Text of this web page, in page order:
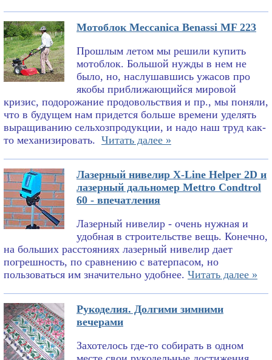
Мотоблок Meccanica Benassi MF 223
Прошлым летом мы решили купить
мотоблок. Большой нужды в нем не
было, но, наслушавшись ужасов про
якобы приближающийся мировой
кризис, подорожание продовольствия и пр., мы поняли,
что в будущем нам придется больше времени уделять
выращиванию сельхозпродукции, и надо наш труд как-
то механизировать. Читать далее »
Лазерный нивелир X-Line Helper 2D и
лазерный дальномер Mettro Condtrol
60 - впечатления
Лазерный нивелир - очень нужная и
удобная в строительстве вещь. Конечно,
на больших расстояниях лазерный нивелир дает
погрешность, по сравнению с ватерпасом, но
пользоваться им значительно удобнее. Читать далее »
Рукоделия. Долгими зимними
вечерами
Захотелось где-то собирать в одном